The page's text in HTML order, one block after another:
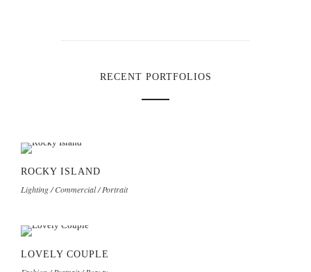
RECENT PORTFOLIOS
ROCKY ISLAND
Lighting / Commercial / Portrait
LOVELY COUPLE